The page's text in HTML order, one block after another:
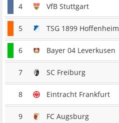
4 VfB Stuttgart
5 TSG 1899 Hoffenheim
6 Bayer 04 Leverkusen
7 SC Freiburg
8 Eintracht Frankfurt
9 FC Augsburg